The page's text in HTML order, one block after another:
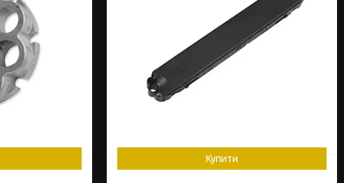
Купити